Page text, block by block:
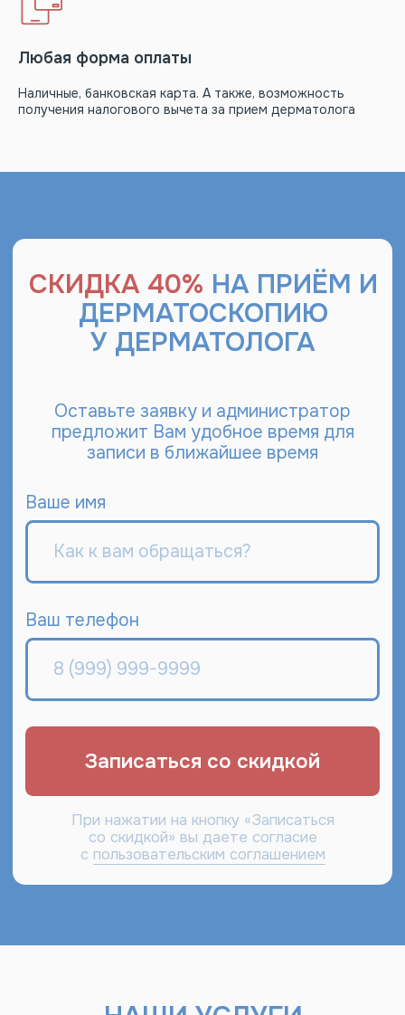
Любая форма оплаты
Наличные, банковская карта. А также, возможность
получения налогового вычета за прием дерматолога